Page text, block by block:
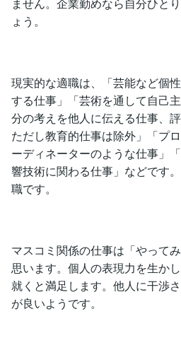
ょう。
現実的な適職は、「芸能など個
する仕事」「芸術を通して自己
分の考えを他人に伝える仕事、
ただし教育的仕事は除外」「プ
ーディネーターのような仕事」
響技術に関わる仕事」などです
職です。
マスコミ関係の仕事は「やって
思います。個人の表現力を生か
就くと満足します。他人に干渉
が良いようです。